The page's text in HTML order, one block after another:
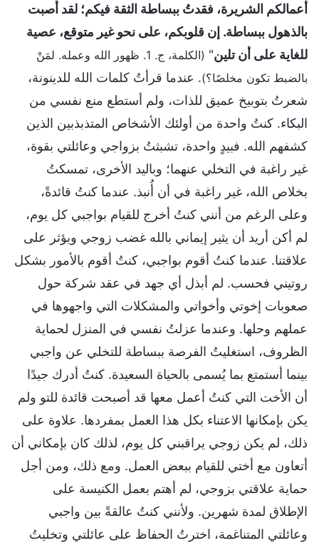
أعمالكم الشريرة، فقدتُ ببساطة الثقة فيكم؛ لقد أُصبت
بالذهول ببساطة. إن قلوبكم، على نحو غير متوقع، عصية
للغاية على أن تلين"
(الكلمة، ج. 1. ظهور الله وعمله. لمَنْ
بالضبط تكون مخلصًا؟). عندما قرأتُ كلمات الله للدينونة،
شعرتُ بتوبيخ عميق للذات، ولم أستطع منع نفسي من
البكاء. كنتُ واحدة من أولئك الأشخاص المتذبذبين الذين
كشفهم الله. فبيدٍ واحدة، تشبثتُ بزواجي وعائلتي بقوة،
غير راغبة في التخلي عنهما؛ وباليد الأخرى، تمسكتُ
بخلاص الله، غير راغبة في أن أُنبذ. عندما كنتُ قائدةً،
وعلى الرغم من أنني كنتُ أخرج للقيام بواجبي كل يوم،
لم أكن أريد أن يثير إيماني بالله غضب زوجي ويؤثر على
علاقتنا. عندما كنتُ أقوم بواجبي، كنتُ أقوم بالأمور بشكل
روتيني فحسب. لم أبذل أي جهد في عقد شركة حول
صعوبات إخوتي وأخواتي والمشكلات التي واجهوها في
عملهم وحلها. وعندما عزلتُ نفسي في المنزل لحماية
الظروف، استغليتُ الفرصة ببساطة للتخلي عن واجبي
بينما أستمتع بما يُسمى بالحياة السعيدة. كنتُ أدرك جيدًا
أن الأخت التي كنتُ أعمل معها قد أصبحت قائدة للتو ولم
يكن بإمكانها الاعتناء بكل هذا العمل بمفردها. علاوة على
ذلك، لم يكن زوجي يراقبني كل يوم، لذلك كان بإمكاني أن
أتعاون مع أختي للقيام ببعض العمل. ومع ذلك، ومن أجل
حماية علاقتي بزوجي، لم أهتم بعمل الكنيسة على
الإطلاق لمدة شهرين. ولأنني كنتُ عالقةً بين واجبي
وعائلتي المتناغمة، اخترتُ الحفاظ على عائلتي وتخليتُ